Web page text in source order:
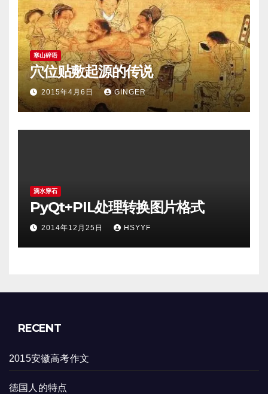
寒山碎语
穴位贴敷起源的传说
2015年4月6日 GINGER
滴水穿石
PyQt+PIL处理转换图片格式
2014年12月25日 HSYYF
RECENT
2015安徽高考作文
德国人的特点